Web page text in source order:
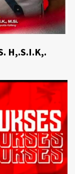
H,.S.I.K,.